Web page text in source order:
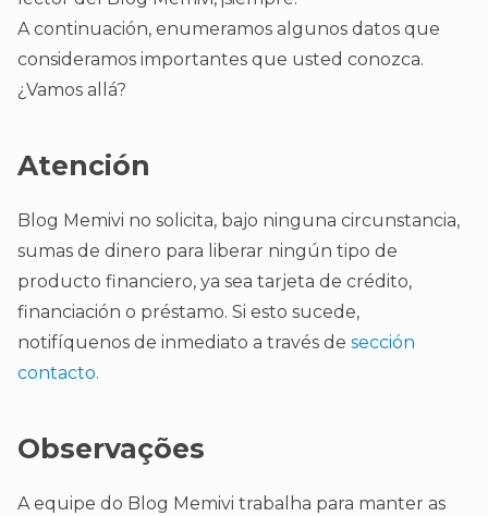
A continuación, enumeramos algunos datos que
consideramos importantes que usted conozca.
¿Vamos allá?
Atención
Blog Memivi no solicita, bajo ninguna circunstancia,
sumas de dinero para liberar ningún tipo de
producto financiero, ya sea tarjeta de crédito,
financiación o préstamo. Si esto sucede,
notifíquenos de inmediato a través de sección
contacto.
Observações
A equipe do Blog Memivi trabalha para manter as